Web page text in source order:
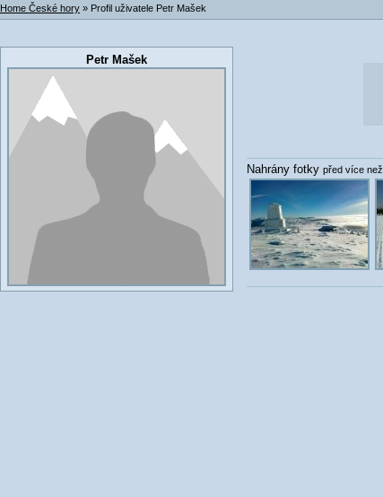
Home České hory » Profil uživatele Petr Mašek
Petr Mašek
Nahrány fotky před více